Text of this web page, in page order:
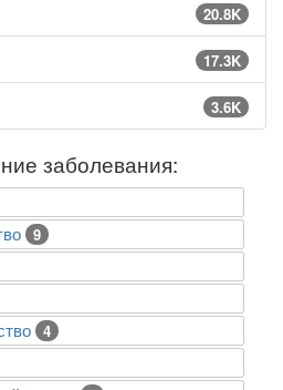
20.8K
17.3K
3.6K
заболевания:
9
4